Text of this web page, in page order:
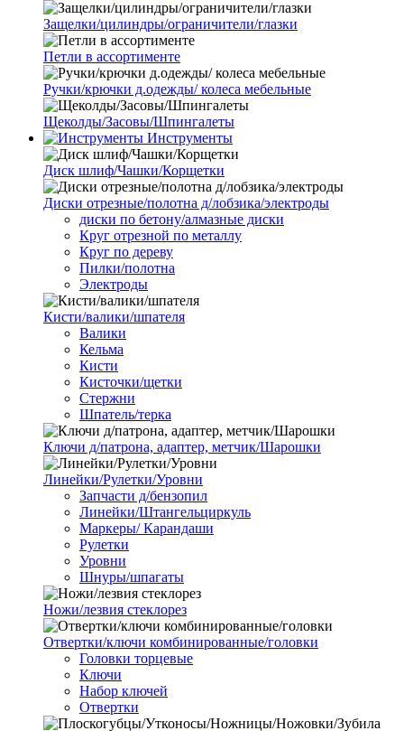
Защелки/цилиндры/ограничители/глазки
Петли в ассортименте
Ручки/крючки д.одежды/ колеса мебельные
Щеколды/Засовы/Шпингалеты
Инструменты
Диск шлиф/Чашки/Корщетки
Диски отрезные/полотна д/лобзика/электроды
диски по бетону/алмазные диски
Круг отрезной по металлу
Круг по дереву
Пилки/полотна
Электроды
Кисти/валики/шпателя
Валики
Кельма
Кисти
Кисточки/щетки
Стержни
Шпатель/терка
Ключи д/патрона, адаптер, метчик/Шарошки
Линейки/Рулетки/Уровни
Запчасти д/бензопил
Линейки/Штангельциркуль
Маркеры/ Карандаши
Рулетки
Уровни
Шнуры/шпагаты
Ножи/лезвия стеклорез
Отвертки/ключи комбинированные/головки
Головки торцевые
Ключи
Набор ключей
Отвертки